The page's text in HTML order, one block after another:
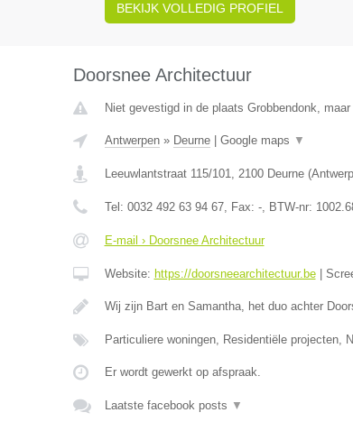
BEKIJK VOLLEDIG PROFIEL
Doorsnee Architectuur
Niet gevestigd in de plaats Grobbendonk,
Antwerpen» Deurne| Google maps ▼
Leeuwlantstraat 115/101, 2100 Deurne(
Tel: 0032 492 63 94 67, Fax: -, BTW-nr:
E-mail › Doorsnee Architectuur
Website: https://doorsneearchitectuur.be|
Wij zijn Bart en Samantha, het duo achter
Particuliere woningen, Residentiële projecten,
Er wordt gewerkt op afspraak.
Laatste facebook posts ▼